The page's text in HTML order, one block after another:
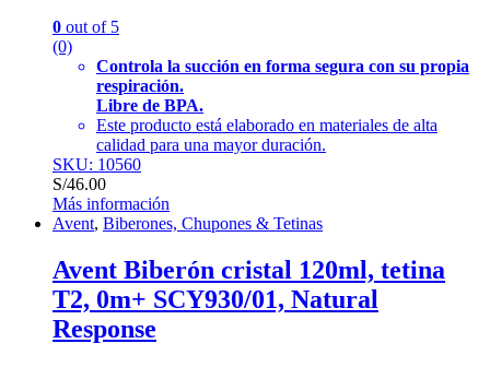
0 out of 5
(0)
Controla la succión en forma segura con su propia
respiración.
Libre de BPA.
Este producto está elaborado en materiales de alta
calidad para una mayor duración.
SKU: 10560
S/46.00
Más información
Avent, Biberones, Chupones & Tetinas
Avent Biberón cristal 120ml, tetina
T2, 0m+ SCY930/01, Natural
Response